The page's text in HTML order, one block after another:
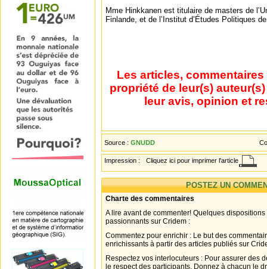
Mme Hinkkanen est titulaire de masters de
Finlande, et de l’Institut d’Études Politiques
Les articles,
propriété de leur(s)
leur avis, opinion et
Source : GNUDD
Impression : Cliquez ici pour imprimer l'article
POSTEZ UN
Charte des commentaires
A lire avant de commenter! Quelques
passionnants sur Cridem :
Commentez pour enrichir : Le but des
enrichissants à partir des articles publiés sur
Respectez vos interlocuteurs : Pour assurer des
le respect des participants. Donnez à chacun le